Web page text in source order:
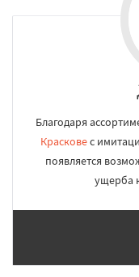
Благодаря
Красковес
появляется
ущерба